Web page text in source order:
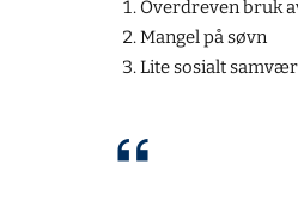
Overdreven bruk
Mangel på søvn
Lite sosialt samvær